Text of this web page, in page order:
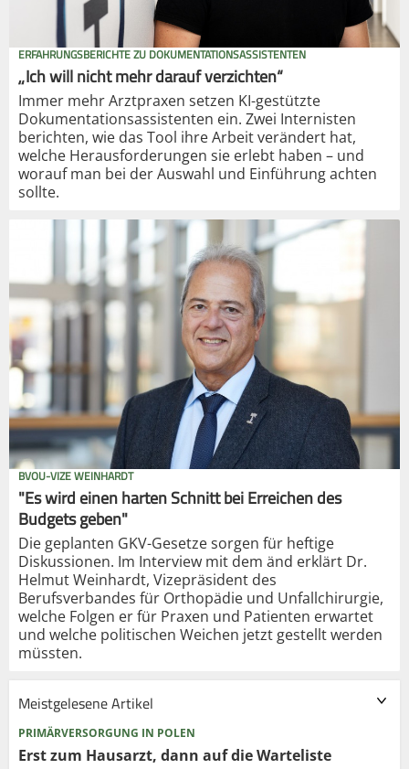
ERFAHRUNGSBERICHTE ZU DOKUMENTATIONSASSISTENTEN
„Ich will nicht mehr darauf verzichten“
Immer mehr Arztpraxen setzen KI-gestützte
Dokumentationsassistenten ein. Zwei Internisten
berichten, wie das Tool ihre Arbeit verändert hat,
welche Herausforderungen sie erlebt haben – und
worauf man bei der Auswahl und Einführung achten
sollte.
BVOU-VIZE WEINHARDT
"Es wird einen harten Schnitt bei Erreichen des
Budgets geben"
Die geplanten GKV-Gesetze sorgen für heftige
Diskussionen. Im Interview mit dem änd erklärt Dr.
Helmut Weinhardt, Vizepräsident des
Berufsverbandes für Orthopädie und Unfallchirurgie,
welche Folgen er für Praxen und Patienten erwartet
und welche politischen Weichen jetzt gestellt werden
müssten.
Meistgelesene Artikel
PRIMÄRVERSORGUNG IN POLEN
Erst zum Hausarzt, dann auf die Warteliste